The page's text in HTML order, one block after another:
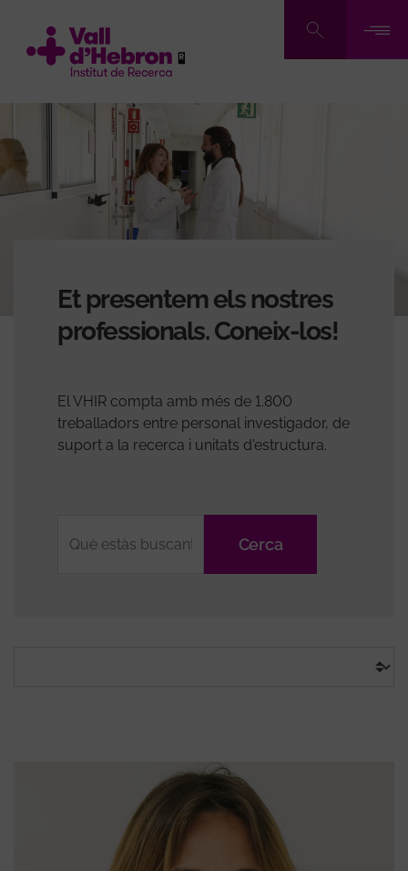
contingut
Et presentem els nostres
professionals. Coneix-los!
El VHIR compta amb més de 1.800
treballadors entre personal investigador, de
suport a la recerca i unitats d'estructura.
search